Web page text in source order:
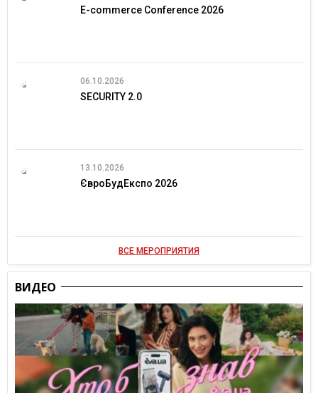
E-commerce Conference 2026
06.10.2026
SECURITY 2.0
13.10.2026
ЄвроБудЕкспо 2026
ВСЕ МЕРОПРИЯТИЯ
ВИДЕО